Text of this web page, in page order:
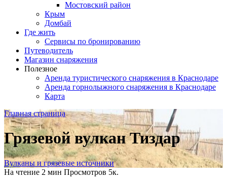
Мостовский район
Крым
Домбай
Где жить
Сервисы по бронированию
Путеводитель
Магазин снаряжения
Полезное
Аренда туристического снаряжения в Краснодаре
Аренда горнолыжного снаряжения в Краснодаре
Карта
Главная страница
Грязевой вулкан Тиздар
Вулканы и грязевые источники
На чтение 2 мин Просмотров 5к.